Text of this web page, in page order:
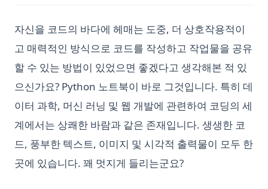
자신을 코드의 바다에 헤매는 도중, 더 상호작용적이
고 매력적인 방식으로 코드를 작성하고 작업물을 공유
할 수 있는 방법이 있었으면 좋겠다고 생각해본 적 있
으신가요? Python 노트북이 바로 그것입니다. 특히 데
이터 과학, 머신 러닝 및 웹 개발에 관련하여 코딩의 세
계에서는 상쾌한 바람과 같은 존재입니다. 생생한 코
드, 풍부한 텍스트, 이미지 및 시각적 출력물이 모두 한
곳에 있습니다. 꽤 멋지게 들리는군요?